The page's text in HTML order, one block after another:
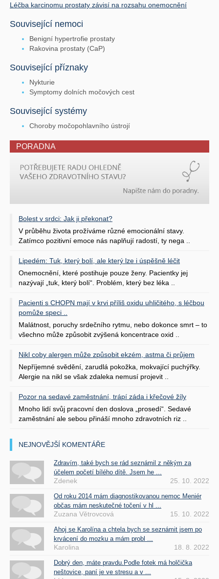
Léčba karcinomu prostaty závisí na rozsahu onemocnění
Související nemoci
Benigní hypertrofie prostaty
Rakovina prostaty (CaP)
Související příznaky
Nykturie
Symptomy dolních močových cest
Související systémy
Choroby močopohlavního ústrojí
PORADNA
Bolest v srdci: Jak ji překonat?
V průběhu života prožíváme různé emocionální stavy.
Zatímco pozitivní emoce nás naplňují radostí, ty nega ..
Lipedém: Tuk, který bolí, ale který lze i úspěšně léčit
Onemocnění, které postihuje pouze ženy. Pacientky jej
nazývají „tuk, který bolí“. Problém, který bez léka ..
Pacienti s CHOPN mají v krvi příliš oxidu uhličitého, s léčbou
pomůže speci ..
Malátnost, poruchy srdečního rytmu, nebo dokonce smrt – to
všechno může způsobit zvýšená koncentrace oxid ..
Nikl coby alergen může způsobit ekzém, astma či průjem
Nepříjemné svědění, zarudlá pokožka, mokvající puchýřky.
Alergie na nikl se však zdaleka nemusí projevit ..
Pozor na sedavé zaměstnání, trápí záda i křečové žíly
Mnoho lidí svůj pracovní den doslova „prosedí“. Sedavé
zaměstnání ale sebou přináší mnoho zdravotních riz ..
NEJNOVĚJŠÍ KOMENTÁŘE
Zdravím, také bych se rád seznámil z někým za
účelem početí bílého dítě. Jsem he ...
Zdenek 25. 10. 2022
Od roku 2014 mám diagnostikovanou nemoc Meniér
občas mám neskutečné točení v hl ...
Zuzana Větrovcová 15. 10. 2022
Ahoj se Karolína a chtela bych se seznámit jsem po
krvácení do mozku a mám probl ...
Karolina 18. 8. 2022
Dobrý den, máte pravdu.Podle fotek má holčička
neštovice, paní je ve stresu a v ...